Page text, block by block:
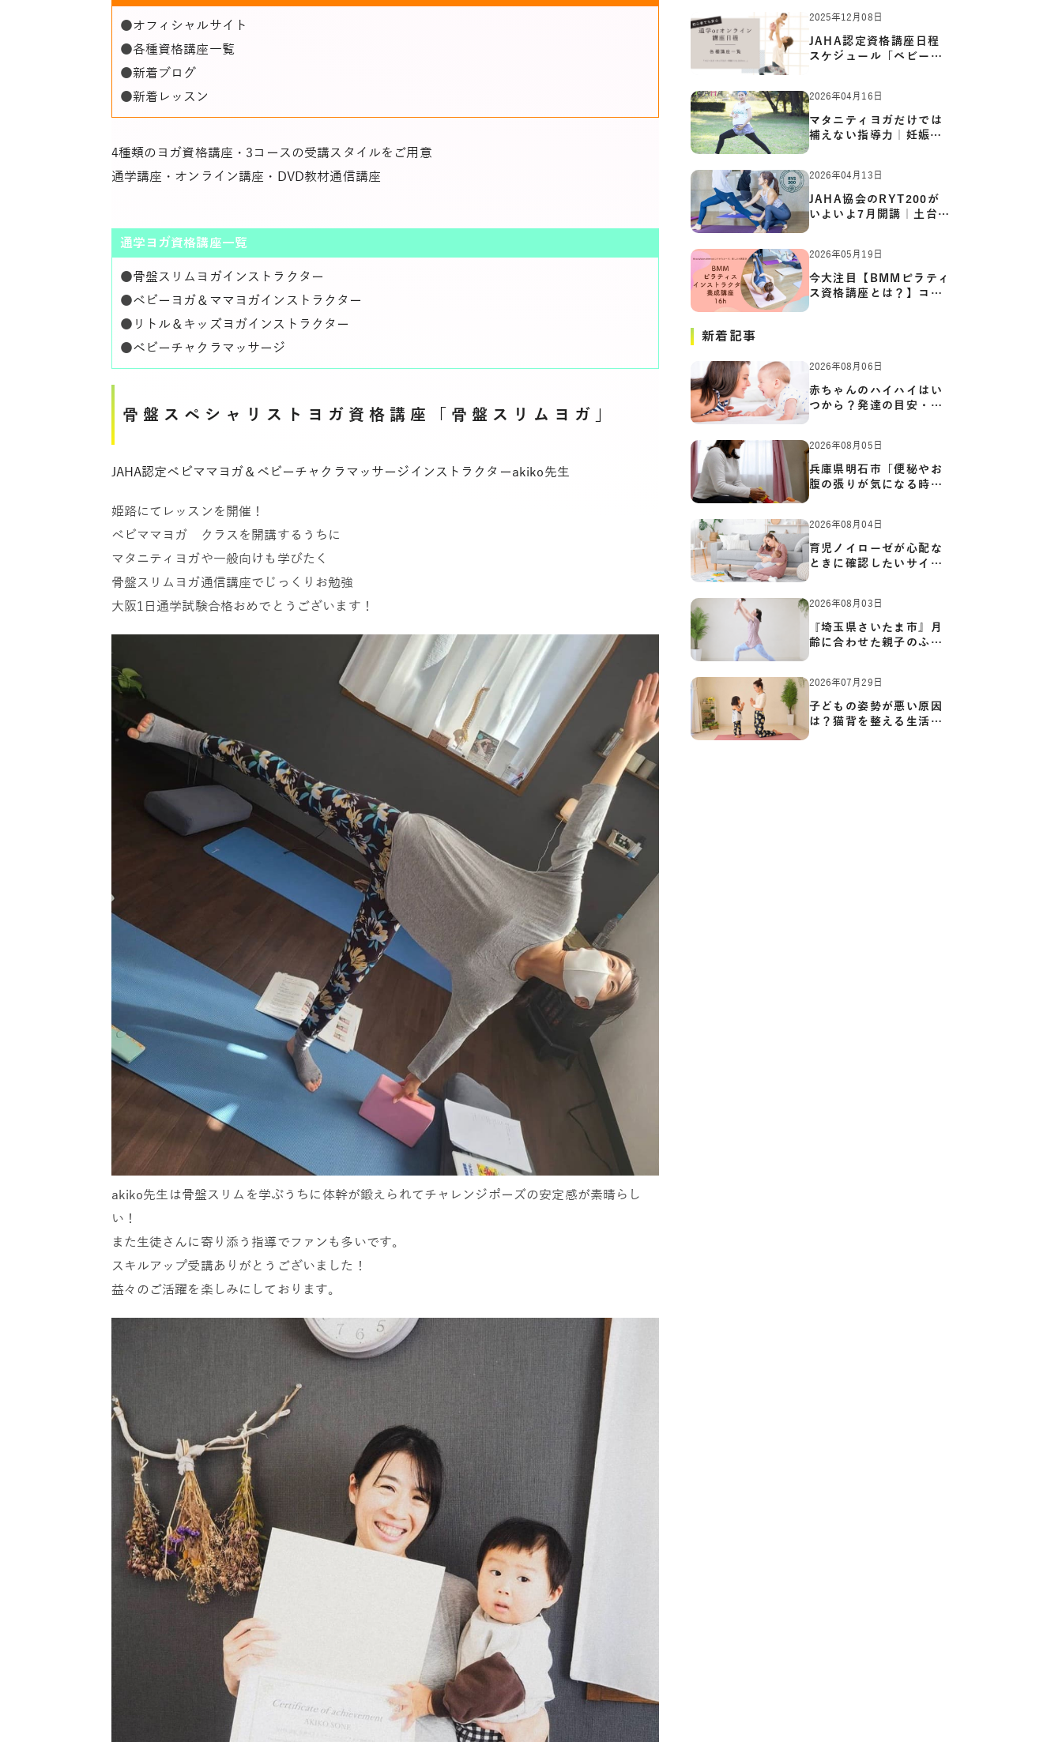
●オフィシャルサイト
●各種資格講座一覧
●新着ブログ
●新着レッスン
4種類のヨガ資格講座・3コースの受講スタイルをご用意
通学講座・オンライン講座・DVD教材通信講座
通学ヨガ資格講座一覧
●骨盤スリムヨガインストラクター
●ベビーヨガ＆ママヨガインストラクター
● リトル＆キッズヨガインストラクター
●ベビーチャクラマッサージ
骨盤スペシャリストヨガ資格講座「骨盤スリムヨガ」
JAHA認定ベビママヨガ＆ベビーチャクラマッサージインストラクターakiko先生
姫路にてレッスンを開催！
ベビママヨガ クラスを開講するうちに
マタニティヨガや一般向けも学びたく
骨盤スリムヨガ通信講座でじっくりお勉強
大阪1日通学試験合格おめでとうございます！
akiko先生は骨盤スリムを学ぶうちに体幹が鍛えられてチャレンジポーズの安定感が素晴らし
い！
また生徒さんに寄り添う指導でファンも多いです。
スキルアップ受講ありがとうございました！
益々のご活躍を楽しみにしております。
2025年12月08日
JAHA認定資格講座日程
スケジュール「ベビーヨ
2026年04月16日
マタニティヨガだけでは
補えない指導力｜妊娠期
の体…
2026年04月13日
JAHA協会のRYT200が
いよいよ7月開講｜土台か
ら応用ま…
2026年05月19日
今大注目【BMMピラティ
ス資格講座とは？】コア
からカ…
新着記事
2026年08月06日
赤ちゃんのハイハイはい
つから？発達の目安・練
習方…
2026年08月05日
兵庫県明石市「便秘やお
腹の張りが気になる時に
知っ…
2026年08月04日
育児ノイローゼが心配な
ときに確認したいサイン
と心…
2026年08月03日
『埼玉県さいたま市』月
齢に合わせた親子のふれ
あい…
2026年07月29日
子どもの姿勢が悪い原因
は？猫背を整える生活習
慣と…